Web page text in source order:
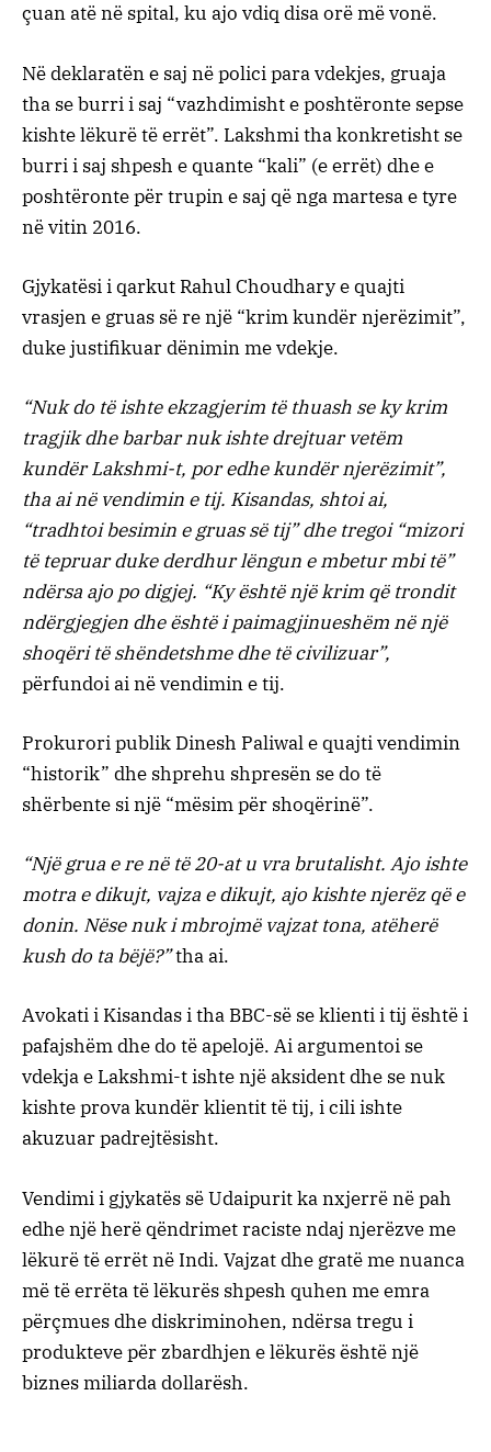
çuan atë në spital, ku ajo vdiq disa orë më vonë.
Në deklaratën e saj në polici para vdekjes, gruaja
tha se burri i saj “vazhdimisht e poshtëronte sepse
kishte lëkurë të errët”. Lakshmi tha konkretisht se
burri i saj shpesh e quante “kali” (e errët) dhe e
poshtëronte për trupin e saj që nga martesa e tyre
në vitin 2016.
Gjykatësi i qarkut Rahul Choudhary e quajti
vrasjen e gruas së re një “krim kundër njerëzimit”,
duke justifikuar dënimin me vdekje.
“Nuk do të ishte ekzagjerim të thuash se ky krim
tragjik dhe barbar nuk ishte drejtuar vetëm
kundër Lakshmi-t, por edhe kundër njerëzimit”,
tha ai në vendimin e tij. Kisandas, shtoi ai,
“tradhtoi besimin e gruas së tij” dhe tregoi “mizori
të tepruar duke derdhur lëngun e mbetur mbi të”
ndërsa ajo po digjej. “Ky është një krim që trondit
ndërgjegjen dhe është i paimagjinueshëm në një
shoqëri të shëndetshme dhe të civilizuar”,
përfundoi ai në vendimin e tij.
Prokurori publik Dinesh Paliwal e quajti vendimin
“historik” dhe shprehu shpresën se do të
shërbente si një “mësim për shoqërinë”.
“Një grua e re në të 20-at u vra brutalisht. Ajo ishte
motra e dikujt, vajza e dikujt, ajo kishte njerëz që e
donin. Nëse nuk i mbrojmë vajzat tona, atëherë
kush do ta bëjë?”tha ai.
Avokati i Kisandas i tha BBC-së se klienti i tij është i
pafajshëm dhe do të apelojë. Ai argumentoi se
vdekja e Lakshmi-t ishte një aksident dhe se nuk
kishte prova kundër klientit të tij, i cili ishte
akuzuar padrejtësisht.
Vendimi i gjykatës së Udaipurit ka nxjerrë në pah
edhe një herë qëndrimet raciste ndaj njerëzve me
lëkurë të errët në Indi. Vajzat dhe gratë me nuanca
më të errëta të lëkurës shpesh quhen me emra
përçmues dhe diskriminohen, ndërsa tregu i
produkteve për zbardhjen e lëkurës është një
biznes miliarda dollarësh.